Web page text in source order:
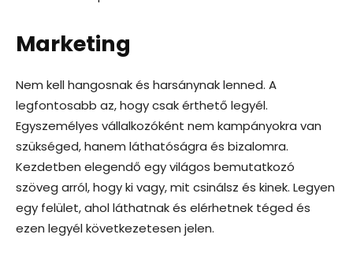
Marketing
Nem kell hangosnak és harsánynak lenned. A
legfontosabb az, hogy csak érthető legyél.
Egyszemélyes vállalkozóként nem kampányokra van
szükséged, hanem láthatóságra és bizalomra.
Kezdetben elegendő egy világos bemutatkozó
szöveg arról, hogy ki vagy, mit csinálsz és kinek. Legyen
egy felület, ahol láthatnak és elérhetnek téged és
ezen legyél következetesen jelen.